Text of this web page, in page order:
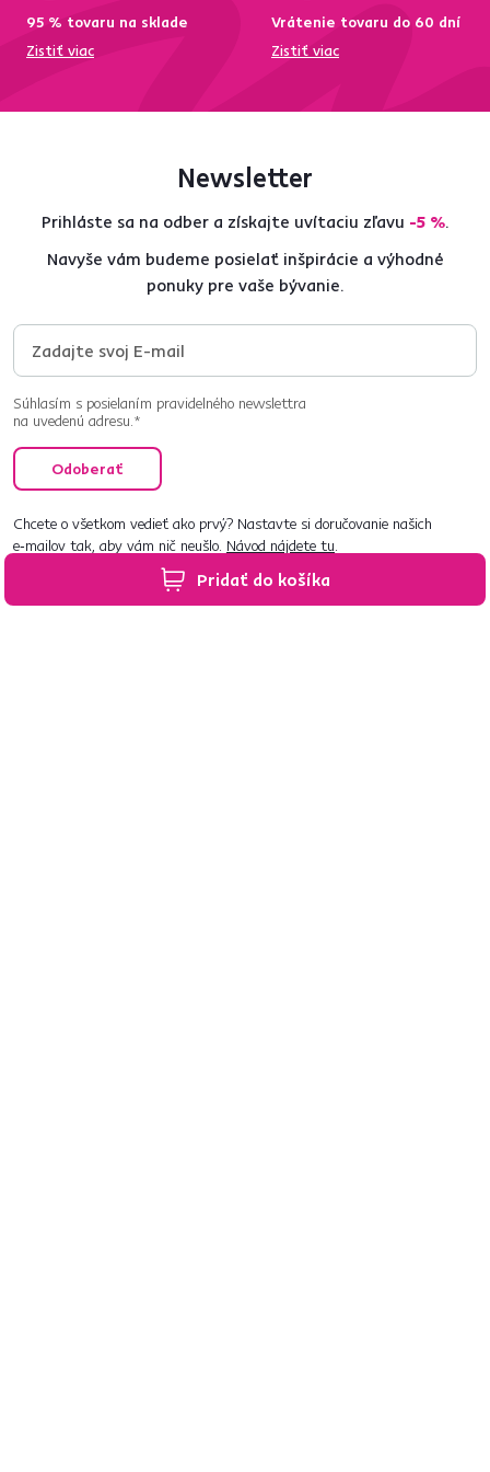
Pridať do košíka
95 % tovaru na sklade
Zistiť viac
Vrátenie tovaru do 60 dní
Zistiť viac
Newsletter
Prihláste sa na odber a získajte uvítaciu zľavu -5 %.
Navyše vám budeme posielať inšpirácie a výhodné
ponuky pre vaše bývanie.
Súhlasím s posielaním pravidelného newslettra
na uvedenú adresu.*
Odoberať
Chcete o všetkom vedieť ako prvý? Nastavte si doručovanie našich
e‑mailov tak, aby vám nič neušlo. Návod nájdete tu.